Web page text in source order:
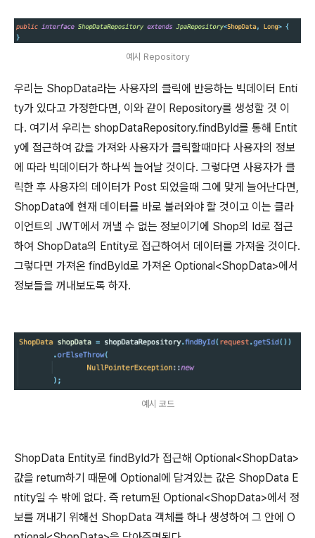
예시 Repository
우리는 ShopData라는 사용자의 클릭에 반응하는 빅데이터 Enti
ty가 있다고 가정한다면, 이와 같이 Repository를 생성할 것 이
다. 여기서 우리는 shopDataRepository.findById를 통해 Entit
y에 접근하여 값을 가져와 사용자가 클릭할때마다 사용자의 정보
에 따라 빅데이터가 하나씩 늘어날 것이다. 그렇다면 사용자가 클
릭한 후 사용자의 데이터가 Post 되었을때 그에 맞게 늘어난다면,
ShopData에 현재 데이터를 바로 불러와야 할 것이고 이는 클라
이언트의 JWT에서 꺼낼 수 없는 정보이기에 Shop의 Id로 접근
하여 ShopData의 Entity로 접근하여서 데이터를 가져올 것이다.
그렇다면 가져온 findById로 가져온 Optional<ShopData>에서
정보들을 꺼내보도록 하자.
예시 코드
ShopData Entity로 findById가 접근해 Optional<ShopData>
값을 return하기 때문에 Optional에 담겨있는 값은 ShopData E
ntity일 수 밖에 없다. 즉 return된 Optional<ShopData>에서 정
보를 꺼내기 위해선 ShopData 객체를 하나 생성하여 그 안에 O